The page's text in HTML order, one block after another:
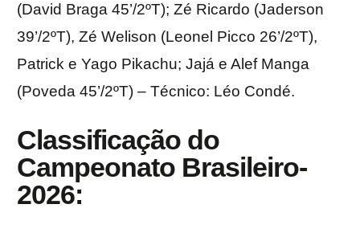
(David Braga 45’/2ºT); Zé Ricardo (Jaderson
39’/2ºT), Zé Welison (Leonel Picco 26’/2ºT),
Patrick e Yago Pikachu; Jajá e Alef Manga
(Poveda 45’/2ºT) – Técnico: Léo Condé.
Classificação do
Campeonato Brasileiro-
2026: